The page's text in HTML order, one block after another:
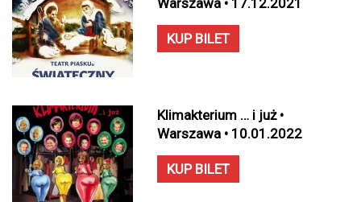
Warszawa • 17.12.2021
KUP BILET
Klimakterium … i już •
Warszawa • 10.01.2022
KUP BILET